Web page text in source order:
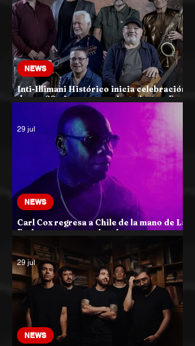
Inti-Illimani Histórico inicia celebración
de sus 60 años con concierto junto a Eva
Ayllón y el Cuarteto Austral en el Teatro
Municipal de Santiago
NEWS
Carl Cox regresa a Chile de la mano de La
Feria con una experiencia que
una celebración de música electrónica
NEWS
29 jul
NEWS
29 jul